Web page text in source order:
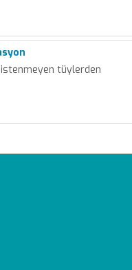
istenmeyen tüylerden